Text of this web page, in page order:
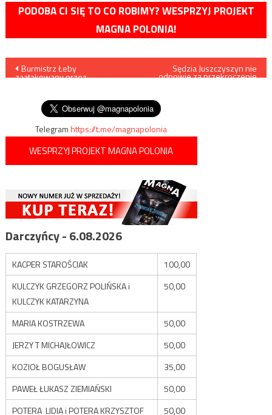
PODOBA CI SIĘ TO CO ROBIMY? WESPRZYJ PROJEKT
MAGNA POLONIA!
Nawigacja
Burmistrz Łeby
zaatakowany przez
Sędzia Juszczyszyn nie
odpowie za przekroczenie
Telegramhttps://t.me/magnapolonia
WESPRZYJ PROJEKT MAGNA POLONIA
Darczyńcy - 6.08.2026
KACPER STAROŚCIAK
100,00
KULCZYK GRZEGORZ POLIŃSKA i
KULCZYK KATARZYNA
50,00
MARIA KOSTRZEWA
50,00
JERZY T MICHAJŁOWICZ
50,00
KOZIOŁ BOGUSŁAW
35,00
PAWEŁ ŁUKASZ ZIEMIAŃSKI
50,00
POTERA LIDIA i POTERA KRZYSZTOF
50,00